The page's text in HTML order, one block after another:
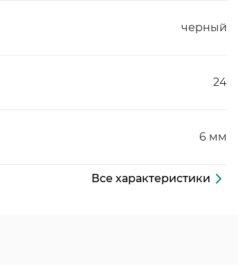
черный
24
6 мм
Все характеристики